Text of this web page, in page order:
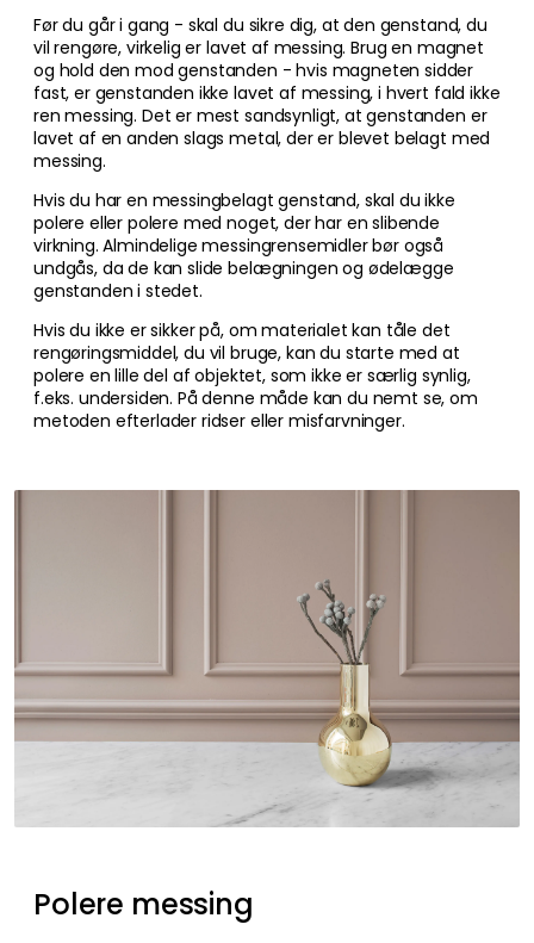
Før du går i gang - skal du sikre dig, at den genstand, du
vil rengøre, virkelig er lavet af messing. Brug en magnet
og hold den mod genstanden - hvis magneten sidder
fast, er genstanden ikke lavet af messing, i hvert fald ikke
ren messing. Det er mest sandsynligt, at genstanden er
lavet af en anden slags metal, der er blevet belagt med
messing.
Hvis du har en messingbelagt genstand, skal du ikke
polere eller polere med noget, der har en slibende
virkning. Almindelige messingrensemidler bør også
undgås, da de kan slide belægningen og ødelægge
genstanden i stedet.
Hvis du ikke er sikker på, om materialet kan tåle det
rengøringsmiddel, du vil bruge, kan du starte med at
polere en lille del af objektet, som ikke er særlig synlig,
f.eks. undersiden. På denne måde kan du nemt se, om
metoden efterlader ridser eller misfarvninger.
Polere messing